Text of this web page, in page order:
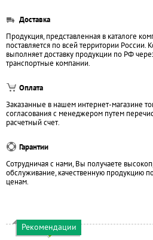
Доставка
Продукция, представленная в каталоге
поставляется по всей территории России.
выполняет доставку продукции по РФ
транспортные компании.
Оплата
Заказанные в нашем интернет-магазине
согласования с менеджером путем
расчетный счет.
Гарантии
Сотрудничая с нами, Вы получаете
обслуживание, качественную продукцию
ценам.
Рекомендации